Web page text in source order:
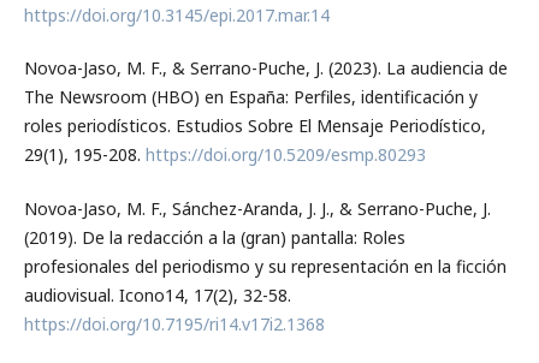
https://doi.org/10.3145/epi.2017.mar.14
Novoa-Jaso, M. F., & Serrano-Puche, J. (2023). La audiencia de
The Newsroom (HBO) en España: Perfiles, identificación y
roles periodísticos. Estudios Sobre El Mensaje Periodístico,
29(1), 195-208. https://doi.org/10.5209/esmp.80293
Novoa-Jaso, M. F., Sánchez-Aranda, J. J., & Serrano-Puche, J.
(2019). De la redacción a la (gran) pantalla: Roles
profesionales del periodismo y su representación en la ficción
audiovisual. Icono14, 17(2), 32-58.
https://doi.org/10.7195/ri14.v17i2.1368